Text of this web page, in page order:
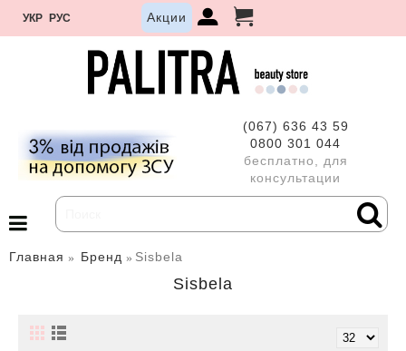
УКР РУС Акции
(067) 636 43 59
0800 301 044
бесплатно, для
консультации
Главная Бренд Sisbela
Sisbela